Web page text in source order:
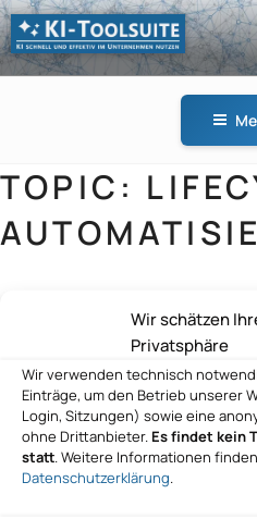
Wir schätzen
Privatsphäre
Wir verwenden technisch
Einträge, um den Betrieb unserer
Login, Sitzungen) sowie eine
ohne Drittanbieter. Es findet kein
statt. Weitere Informationen
Datenschutzerklärung.
Zum
Inhalt
springen
KI-
TOPIC:
Erstberatung
KI-Beratung
Erstberatung Kontakt